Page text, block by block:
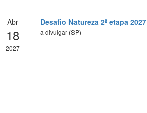
Abr
18
2027
Desafio Natureza 2ª etapa 2027
a divulgar (SP)